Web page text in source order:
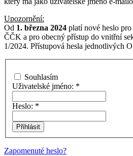
Upozornění:
Od 1. března 2024 platí nové heslo
ČČK a pro obecný přístup do vnitřní
1/2024. Přístupová hesla jednotlivých
Souhlasím
Uživatelské jméno: *
Heslo: *
Zapomenuté heslo?